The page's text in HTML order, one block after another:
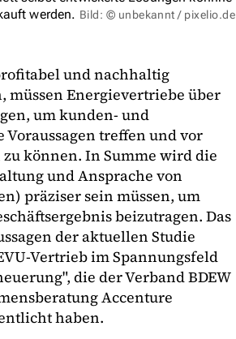
werden. Bild: © unbekannt / pixelio.de
und nachhaltig
müssen Energievertriebe über
um kunden- und
treffen und vor
können. In Summe wird die
und Ansprache von
präziser sein müssen, um
beizutragen. Das
der aktuellen Studie
Vertrieb im Spannungsfeld
die der Verband BDEW
Accenture
haben.